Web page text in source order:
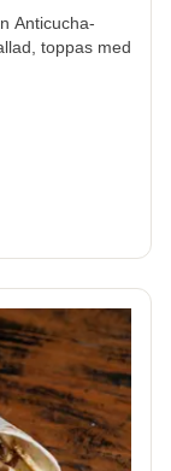
Anticucha-
toppas med